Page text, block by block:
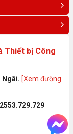
Thiết bị Công
Ngãi. [Xem đường